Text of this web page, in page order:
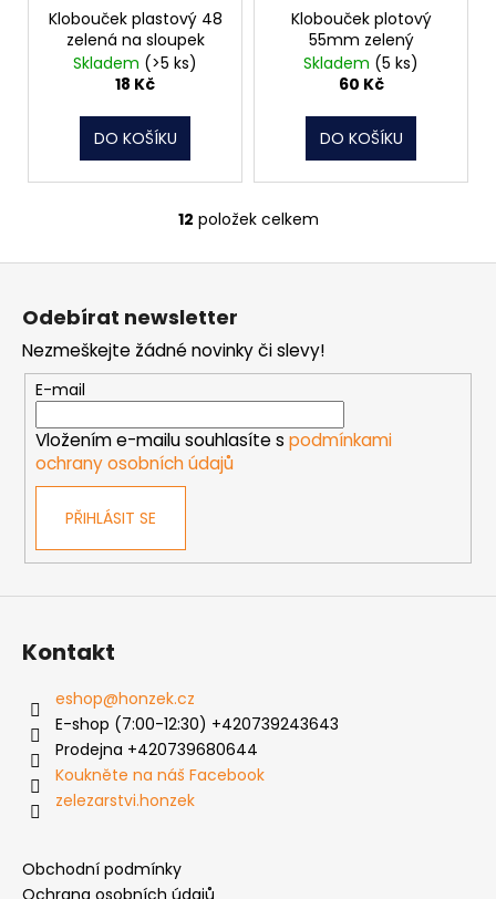
Klobouček plastový 48
zelená na sloupek
Skladem (>5 ks)
18 Kč
DO KOŠÍKU
Klobouček plotový
55mm zelený
Skladem (5 ks)
60 Kč
DO KOŠÍKU
O
v
a
c
í
p
r
ý
p
12 položek celkem
Odebírat newsletter
Nezmeškejte žádné novinky či slevy!
E-mail
Vložením e-mailu souhlasíte s podmínkami
ochrany osobních údajů
PŘIHLÁSIT SE
Kontakt
eshop@honzek.cz
E-shop (7:00-12:30) +420739243643
Prodejna +420739680644
Koukněte na náš Facebook
zelezarstvi.honzek
Obchodní podmínky
Ochrana osobních údajů